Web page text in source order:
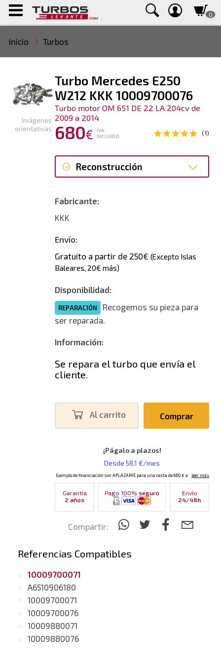
0
Inicio Turbos
Turbo Mercedes E250
W212 KKK 10009700076
Turbo motor OM 651 DE 22 LA 204cv de
2009 a 2014
680€
IVA
INCLUIDO
(1)
Reconstrucción
Fabricante:
KKK
Envío:
Gratuito a partir de 250€ (Excepto Islas
Baleares, 20€ más)
Disponibilidad:
REPARACIÓN
Recogemos su pieza para
ser reparada.
Información:
Se repara el turbo que envía el
cliente.
Al carrito Comprar
Garantía
2 años
Pago 100% seguro
Envío
24/48h
Compartir:
Imágenes
orientativas
Referencias Compatibles
10009700071
A6510906180
10009700071
10009700076
10009880071
10009880076